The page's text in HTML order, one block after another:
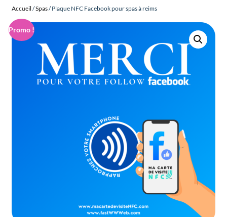
Accueil /Spas/ Plaque NFC Facebook pour spas à reims
Promo !